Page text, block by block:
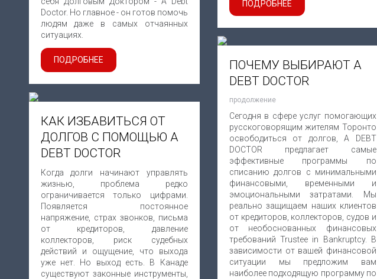
Doctor. Но главное - он готов помочь
людям даже в самых отчаянных
ситуациях.
ПОДРОБНЕЕ
ПОДРОБНЕЕ
ПОЧЕМУ ВЫБИРАЮТ A
DEBT DOCTOR
продолжение
Сегодня в сфере услуг помогающих
русскоговорящим жителям Торонто
освободиться от долгов, A DEBT
DOCTOR предлагает самые
эффективные программы по
списанию долгов с минимальными
финансовыми, временными и
эмоциональными затратами. Мы
реально защищаем наших клиентов
от кредиторов, коллекторов, судов и
от необоснованных финансовых
требований Trustee in Bankruptcy. В
зависимости от вашей финансовой
ситуации мы предложим вам
наиболее подходящую программу по
КАК ИЗБАВИТЬСЯ ОТ
ДОЛГОВ С ПОМОЩЬЮ A
DEBT DOCTOR
Когда долги начинают управлять
жизнью, проблема редко
ограничивается только цифрами.
Появляется постоянное
напряжение, страх звонков, письма
от кредиторов, давление
коллекторов, риск судебных
действий и ощущение, что выхода
уже нет. Но выход есть. В Канаде
существуют законные инструменты,